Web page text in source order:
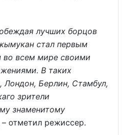
лучших борцов
стал первым
во всем мире своими
В таких
Лондон, Берлин, Стамбул,
зрители
знаменитому
– отметил режиссер.